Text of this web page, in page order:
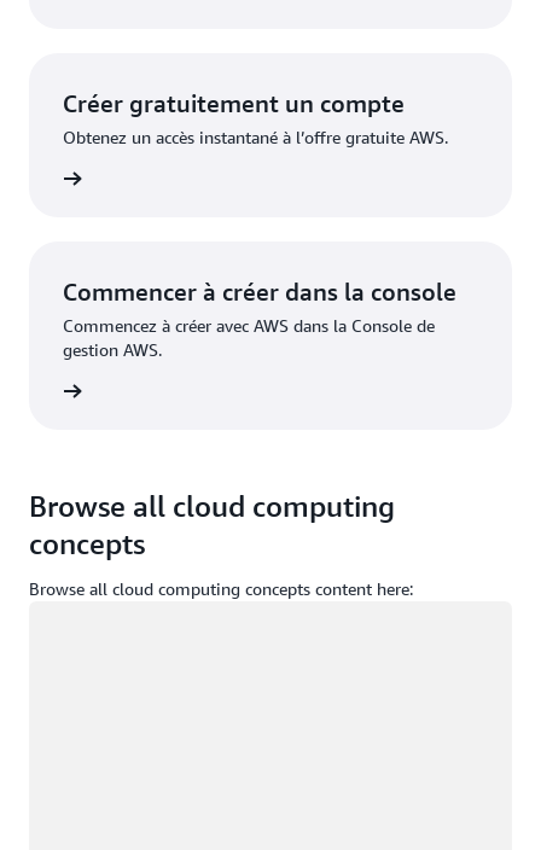
Créer gratuitement un compte
Obtenez un accès instantané à l’offre gratuite AWS.
Commencer à créer dans la console
Commencez à créer avec AWS dans la Console de
gestion AWS.
Browse all cloud computing
concepts
Browse all cloud computing concepts content here: